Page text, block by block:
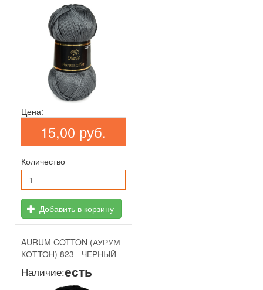
Цена:
15,00 руб.
Количество
Добавить в корзину
AURUM COTTON (АУРУМ
КОТТОН) 823 - ЧЕРНЫЙ
Наличие:есть